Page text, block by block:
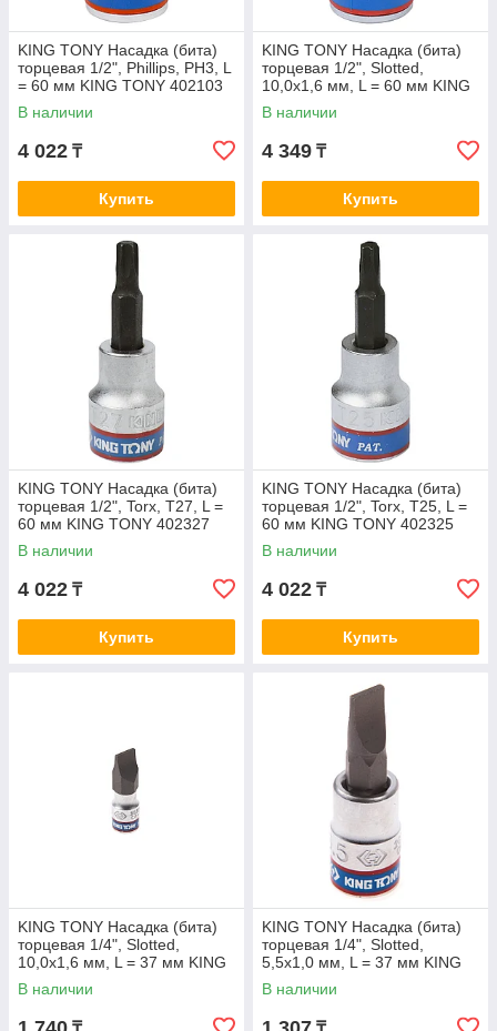
KING TONY Насадка (бита)
торцевая 1/2", Phillips, PH3, L
= 60 мм KING TONY 402103
В наличии
4 022 ₸
Купить
KING TONY Насадка (бита)
торцевая 1/2", Slotted,
10,0х1,6 мм, L = 60 мм KING
TONY 402210
В наличии
4 349 ₸
Купить
KING TONY Насадка (бита)
торцевая 1/2", Torx, T27, L =
60 мм KING TONY 402327
В наличии
4 022 ₸
Купить
KING TONY Насадка (бита)
торцевая 1/2", Torx, T25, L =
60 мм KING TONY 402325
В наличии
4 022 ₸
Купить
KING TONY Насадка (бита)
торцевая 1/4", Slotted,
10,0х1,6 мм, L = 37 мм KING
TONY 203210
В наличии
KING TONY Насадка (бита)
торцевая 1/4", Slotted,
5,5х1,0 мм, L = 37 мм KING
TONY 203255
В наличии